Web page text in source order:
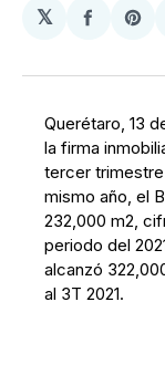
𝕏
Querétaro, 13
la firma
tercer
mismo año, el
232,000 m2,
periodo del
alcanzó
al 3T 2021.